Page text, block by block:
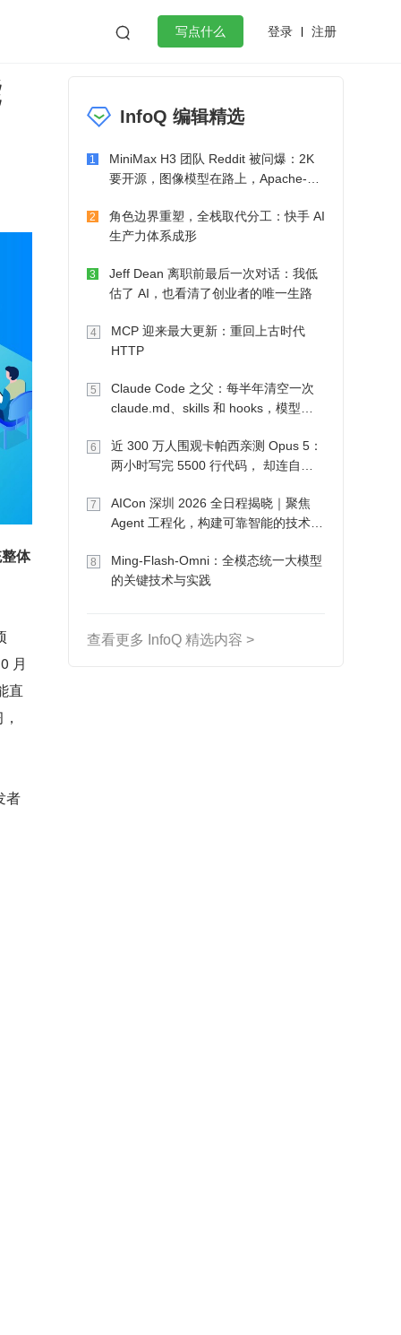
 写点什么 登录 注册
作
微服务架构 flutter
体
月
直
者
InfoQ 编辑精选
1
MiniMax H3 团队 Reddit 被问爆：2K
要开源，图像模型在路上，Apache-2.0
2
角色边界重塑，全栈取代分工：快手 AI
生产力体系成形
3
Jeff Dean 离职前最后一次对话：我低
估了 AI，也看清了创业者的唯一生路
4
MCP 迎来最大更新：重回上古时代
HTTP
5
Claude Code 之父：每半年清空一次
claude.md、skills 和 hooks，模型自
6
近 300 万人围观卡帕西亲测 Opus 5：
两小时写完 5500 行代码， 却连自己
7
AICon 深圳 2026 全日程揭晓｜聚焦
Agent 工程化，构建可靠智能的技术路
8
Ming-Flash-Omni：全模态统一大模型
的关键技术与实践
查看更多 InfoQ 精选内容 >